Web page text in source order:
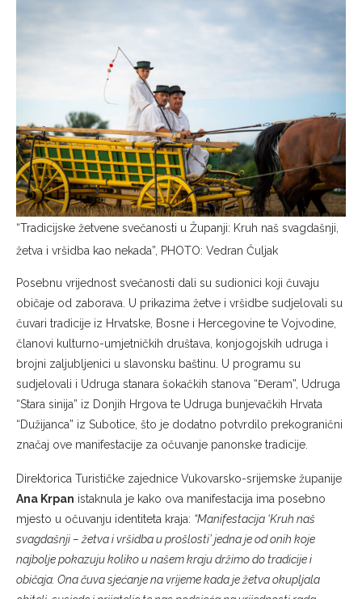
“Tradicijske žetvene svečanosti u Županji: Kruh naš svagdašnji,
žetva i vršidba kao nekada”, PHOTO: Vedran Čuljak
Posebnu vrijednost svečanosti dali su sudionici koji čuvaju
običaje od zaborava. U prikazima žetve i vršidbe sudjelovali su
čuvari tradicije iz Hrvatske, Bosne i Hercegovine te Vojvodine,
članovi kulturno-umjetničkih društava, konjogojskih udruga i
brojni zaljubljenici u slavonsku baštinu. U programu su
sudjelovali i Udruga stanara šokačkih stanova “Đeram”, Udruga
“Stara sinija” iz Donjih Hrgova te Udruga bunjevačkih Hrvata
“Dužijanca” iz Subotice, što je dodatno potvrdilo prekogranični
značaj ove manifestacije za očuvanje panonske tradicije.
Direktorica Turističke zajednice Vukovarsko-srijemske županije
Ana Krpan istaknula je kako ova manifestacija ima posebno
mjesto u očuvanju identiteta kraja: “Manifestacija ‘Kruh naš
svagdašnji – žetva i vršidba u prošlosti’ jedna je od onih koje
najbolje pokazuju koliko u našem kraju držimo do tradicije i
običaja. Ona čuva sjećanje na vrijeme kada je žetva okupljala